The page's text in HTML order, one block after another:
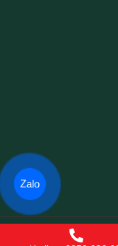
Copyright© 2021
Zalo